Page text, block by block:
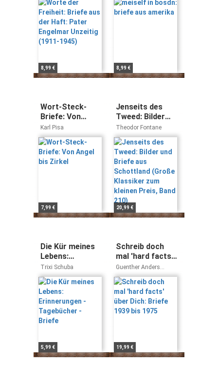
Unzeitig (1911-
1945)
8,99 € 8,99 €
Wort-Steck-
Briefe: Von
Angel bis Zirkel
Karl Pisa
7,99 €
Jenseits des
Tweed: Bilder
und Briefe aus
Schottland
(Große Klassiker
zum kleinen
Preis, Band 210)
Theodor Fontane
20,99 €
Die Kür meines
Lebens:
Erinnerungen -
Tagebücher -
Briefe
Trixi Schuba
5,99 €
Schreib doch
mal 'hard facts'
über Dich: Briefe
1939 bis 1975
Guenther Anders
Hannah Arendt
19,99 €